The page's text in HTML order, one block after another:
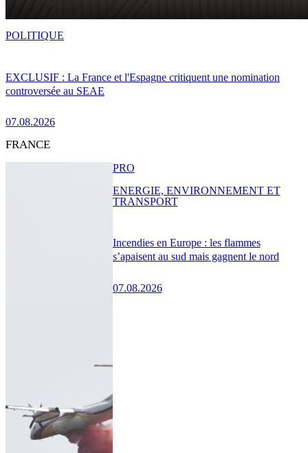
EXCLUSIF : La France et l'Espagne critiquent une nomination
controversée au SEAE
07.08.2026
POLITIQUE
FRANCE
Incendies en Europe : les flammes
s’apaisent au sud mais gagnent le nord
07.08.2026
PRO
ENERGIE, ENVIRONNEMENT ET
TRANSPORT